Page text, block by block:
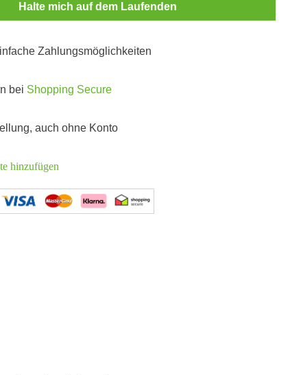
Halte mich auf dem Laufenden
Zahlungsmöglichkeiten
bei Shopping Secure
auch ohne Konto
hinzufügen